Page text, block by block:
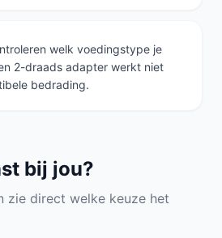
welk voedingstype je
2-draads adapter werkt niet
bedrading.
bij jou?
zie direct welke keuze het